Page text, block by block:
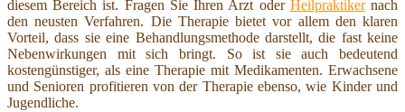
diesem Bereich ist. Fragen Sie Ihren Arzt oder Heilpraktikernach
den neusten Verfahren. Die Therapie bietet vor allem den klaren
Vorteil, dass sie eine Behandlungsmethode darstellt, die fast keine
Nebenwirkungen mit sich bringt. So ist sie auch bedeutend
kostengünstiger, als eine Therapie mit Medikamenten. Erwachsene
und Senioren profitieren von der Therapie ebenso, wie Kinder und
Jugendliche.